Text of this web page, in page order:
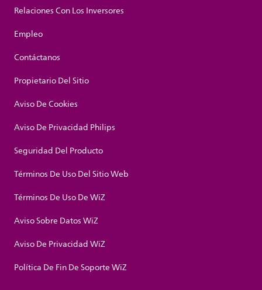
Relaciones Con Los Inversores
Empleo
Contáctanos
Propietario Del Sitio
Aviso De Cookies
Aviso De Privacidad Philips
Seguridad Del Producto
Términos De Uso Del Sitio Web
Términos De Uso De WiZ
Aviso Sobre Datos WiZ
Aviso De Privacidad WiZ
Política De Fin De Soporte WiZ